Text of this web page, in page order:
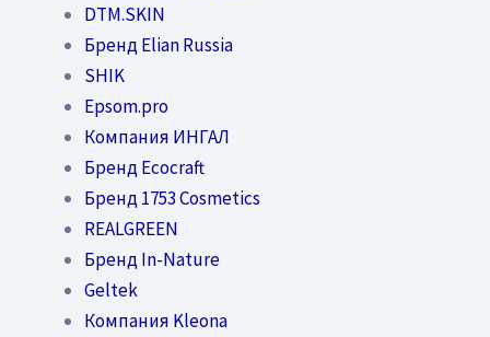
DTM.SKIN
Бренд Elian Russia
SHIK
Epsom.pro
Компания ИНГАЛ
Бренд Ecocraft
Бренд 1753 Cosmetics
REALGREEN
Бренд In-Nature
Geltek
Компания Kleona